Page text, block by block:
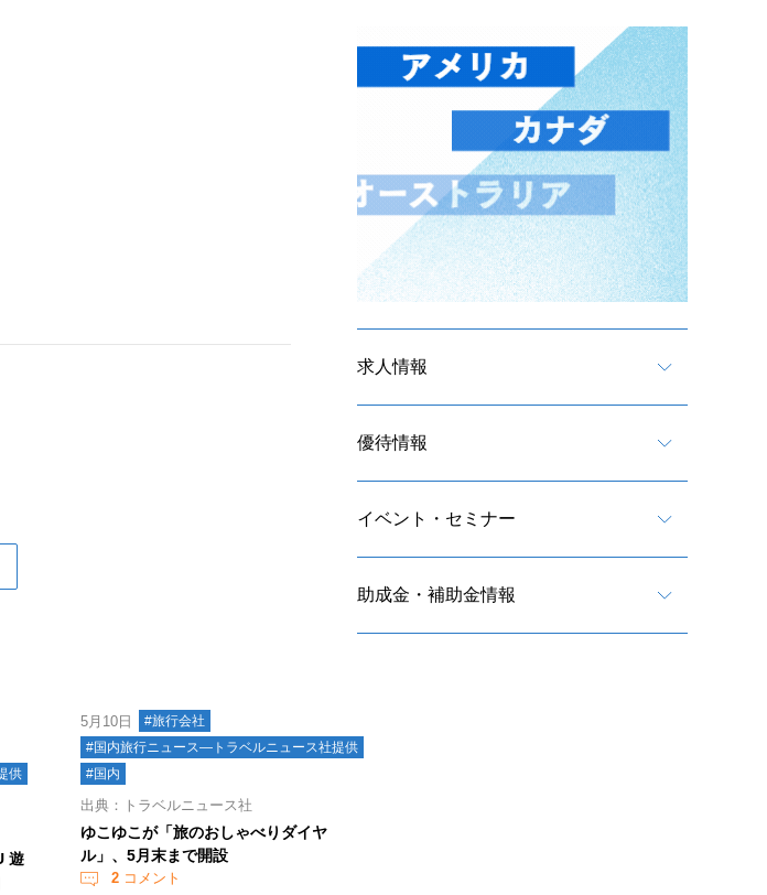
供
遊
5月10日
#旅行会社
#国内旅行ニュース―トラベルニュース社提供
#国内
出典：トラベルニュース社
ゆこゆこが「旅のおしゃべりダイヤ
ル」、5月末まで開設
2 コメント
求人情報
優待情報
イベント・セミナー
助成金・補助金情報